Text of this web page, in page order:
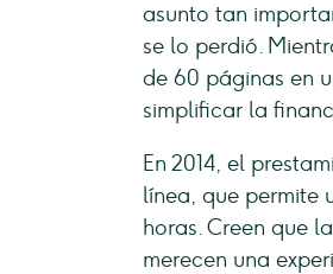
asunto tan
se lo perdió.
de 60 páginas en
simplificar la
En 2014, el
línea, que permite
horas. Creen que
merecen una